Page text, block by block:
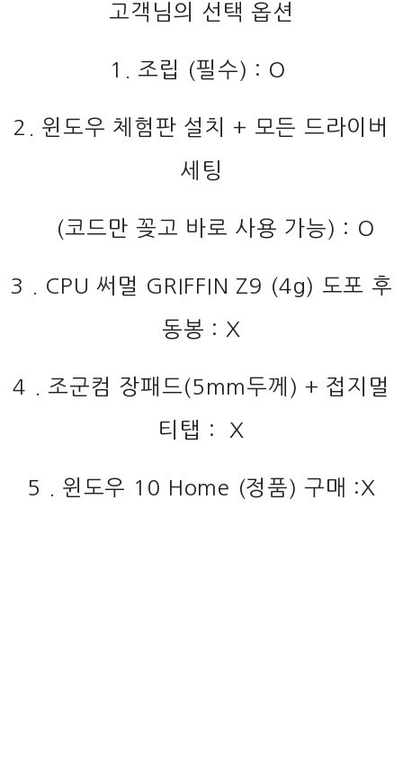
고객님의 선택 옵션
1. 조립 (필수) : O
2. 윈도우 체험판 설치 + 모든 드라이버
세팅
(코드만 꽂고 바로 사용 가능) : O
3 . CPU 써멀 GRIFFIN Z9 (4g) 도포 후
동봉 : X
4 . 조군컴 장패드(5mm두께) + 접지멀
티탭 : X
5 . 윈도우 10 Home (정품) 구매 :X